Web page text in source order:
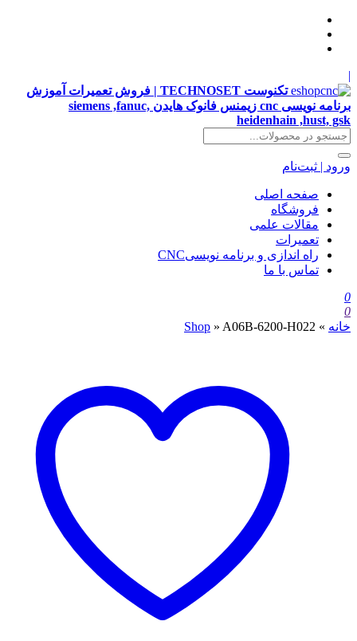
|
تکنوست TECHNOSET | فروش تعمیرات آموزش
برنامه نویسی cnc زیمنس فانوک هایدن siemens ,fanuc,
heidenhain ,hust, gsk
ورود | ثبت‌نام
صفحه اصلی
فروشگاه
مقالات علمی
تعمیرات
راه اندازی و برنامه نویسیCNC
تماس با ما
0
0
خانه »
Shop » A06B-6200-H022